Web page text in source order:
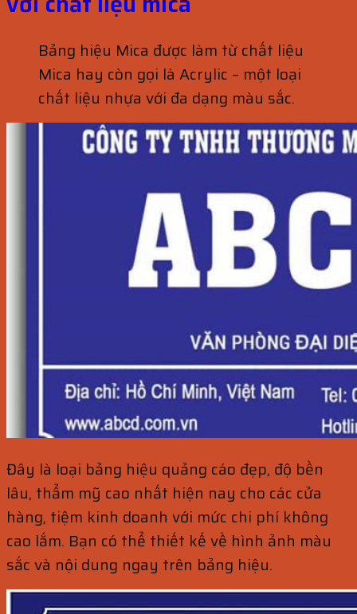
Bảng hiệu Mica được làm từ chất liệu
Mica hay còn gọi là Acrylic – một loại
chất liệu nhựa với đa dạng màu sắc.
Đây là loại bảng hiệu quảng cáo đẹp, độ bền
lâu, thẩm mỹ cao nhất hiện nay cho các cửa
hàng, tiệm kinh doanh với mức chi phí không
cao lắm. Bạn có thể thiết kế về hình ảnh màu
sắc và nội dung ngay trên bảng hiệu.